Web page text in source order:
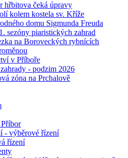
hřbitova čeká úpravy
kolem kostela sv. Kříže
domu Sigmunda Freuda
sezóny piaristických zahrad
na Boroveckých rybnících
v Příboře
- podzim 2026
zóna na Prchalově
- výběrové řízení
řízení